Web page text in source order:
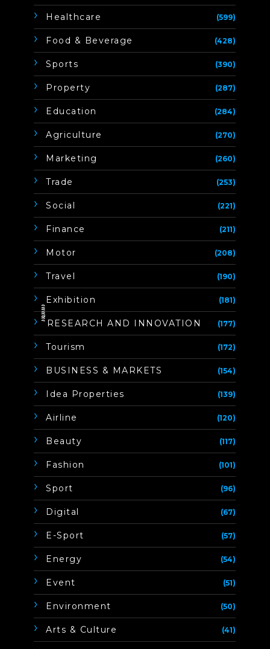
Healthcare (599)
Food & Beverage (428)
Sports (390)
Property (287)
Education (284)
Agriculture (270)
Marketing (260)
Trade (253)
Social (221)
Finance (211)
Motor (208)
Travel (190)
Exhibition (181)
ิิีิิิิิRESEARCH AND INNOVATION (177)
Tourism (172)
BUSINESS & MARKETS (154)
Idea Properties (139)
Airline (120)
Beauty (117)
Fashion (101)
Sport (96)
Digital (67)
E-Sport (57)
Energy (54)
Event (51)
Environment (50)
Arts & Culture (41)